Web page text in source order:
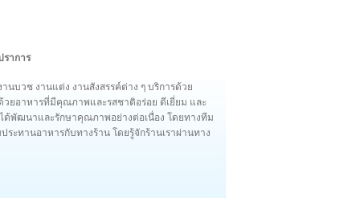
ราการ
นบวช งานแต่ง งานสังสรรค์ต่าง ๆ บริการด้วย
ยอาหารที่มีคุณภาพและรสชาติอร่อย ดีเยี่ยม และ
ด้พัฒนาและรักษาคุณภาพอย่างต่อเนื่อง โดยทางทีม
ะทานอาหารกับทางร้าน โดยรู้จักร้านเราผ่านทาง